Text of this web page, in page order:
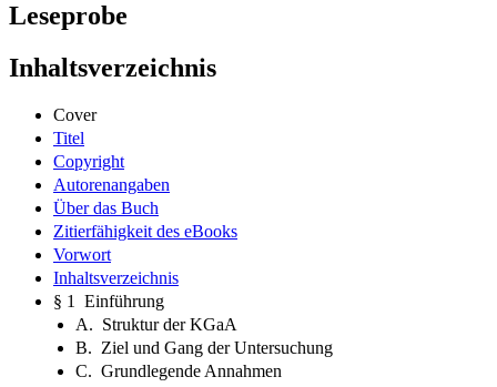
Leseprobe
Inhaltsverzeichnis
Cover
Titel
Copyright
Autorenangaben
Über das Buch
Zitierfähigkeit des eBooks
Vorwort
Inhaltsverzeichnis
§ 1 Einführung
A. Struktur der KGaA
B. Ziel und Gang der Untersuchung
C. Grundlegende Annahmen